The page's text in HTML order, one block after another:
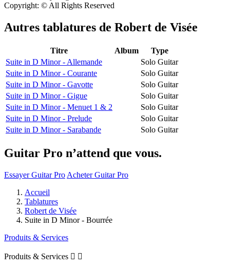
Copyright: © All Rights Reserved
Autres tablatures de Robert de Visée
Titre Album
Type
Suite in D Minor - Allemande
Solo Guitar
Suite in D Minor - Courante
Solo Guitar
Suite in D Minor - Gavotte
Solo Guitar
Suite in D Minor - Gigue
Solo Guitar
Suite in D Minor - Menuet 1 & 2
Solo Guitar
Suite in D Minor - Prelude
Solo Guitar
Suite in D Minor - Sarabande
Solo Guitar
Guitar Pro n’attend que vous.
Essayer Guitar Pro Acheter Guitar Pro
Accueil
Tablatures
Robert de Visée
Suite in D Minor - Bourrée
Produits & Services
Produits & Services  